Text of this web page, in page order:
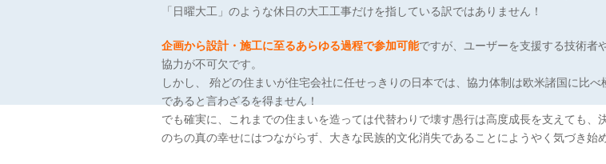
「日曜大工」のような休日の大工工事だけを指している訳ではありません！
企画から設計・施工に至るあらゆる過程で参加可能ですが、ユーザーを支援する技術者
協力が不可欠です。
しかし、 殆どの住まいが住宅会社に任せっきりの日本では、協力体制は欧米諸国に比べ
であると言わざるを得ません！
でも確実に、これまでの住まいを造っては代替わりで壊す愚行は高度成長を支えても、
のちの真の幸せにはつながらず、大きな民族的文化消失であることにようやく気づき始